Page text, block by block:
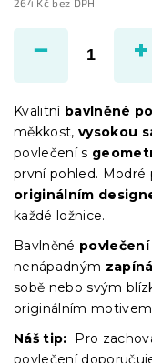
264 Kč bez DPH
cena:
Kvalitní bavlněné
měkkost, vysokou
povlečení s
první pohled. Modré
originálním
každé ložnice.
Bavlněné
nenápadným
sobě nebo svým
originálním
Náš tip: Pro
povlečení